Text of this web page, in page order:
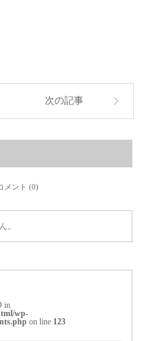
次の記事
メント (0)
。
in
wp-
on line 123